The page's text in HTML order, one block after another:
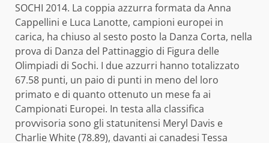
SOCHI 2014. La coppia azzurra formata da Anna
Cappellini e Luca Lanotte, campioni europei in
carica, ha chiuso al sesto posto la Danza Corta, nella
prova di Danza del Pattinaggio di Figura delle
Olimpiadi di Sochi. I due azzurri hanno totalizzato
67.58 punti, un paio di punti in meno del loro
primato e di quanto ottenuto un mese fa ai
Campionati Europei. In testa alla classifica
provvisoria sono gli statunitensi Meryl Davis e
Charlie White (78.89), davanti ai canadesi Tessa